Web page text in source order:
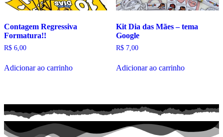
Contagem Regressiva
Formatura!!
R$ 6,00
Adicionar ao carrinho
Kit Dia das Mães – tema
Google
R$7,00
Adicionar ao carrinho